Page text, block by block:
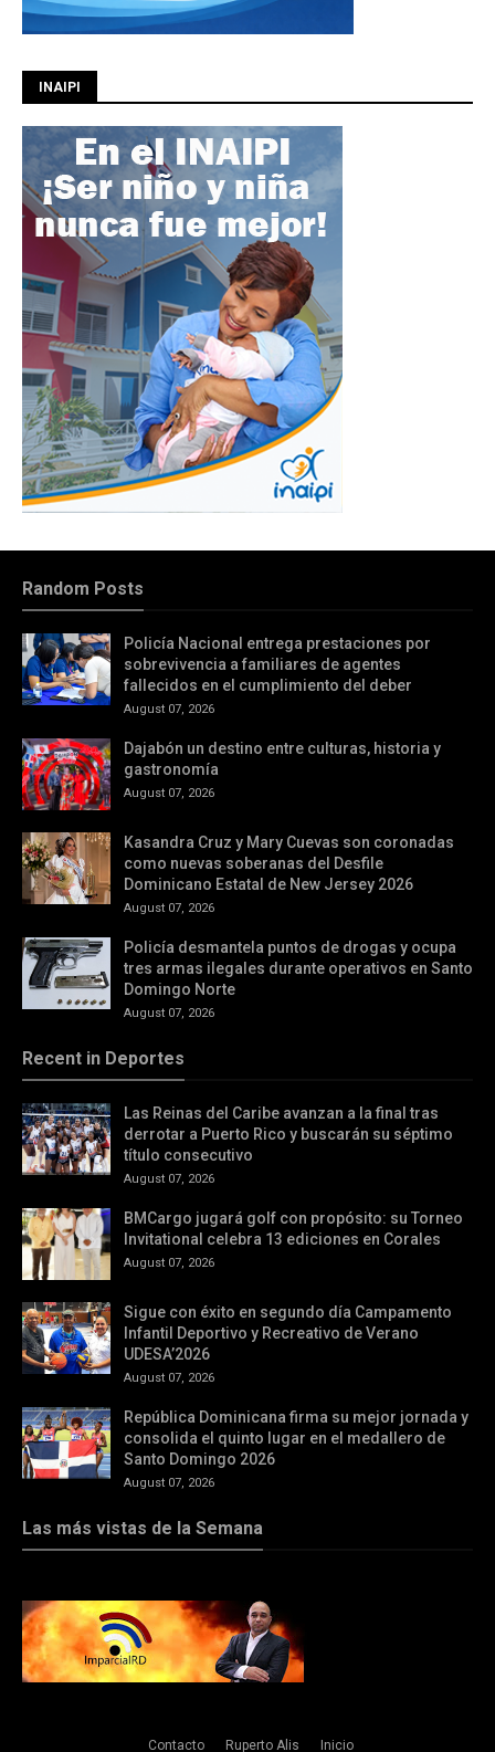
INAIPI
Random Posts
Policía Nacional entrega prestaciones por
sobrevivencia a familiares de agentes
fallecidos en el cumplimiento del deber
August 07, 2026
Dajabón un destino entre culturas, historia y
gastronomía
August 07, 2026
Kasandra Cruz y Mary Cuevas son coronadas
como nuevas soberanas del Desfile
Dominicano Estatal de New Jersey 2026
August 07, 2026
Policía desmantela puntos de drogas y ocupa
tres armas ilegales durante operativos en Santo
Domingo Norte
August 07, 2026
Recent in Deportes
Las Reinas del Caribe avanzan a la final tras
derrotar a Puerto Rico y buscarán su séptimo
título consecutivo
August 07, 2026
BMCargo jugará golf con propósito: su Torneo
Invitational celebra 13 ediciones en Corales
August 07, 2026
Sigue con éxito en segundo día Campamento
Infantil Deportivo y Recreativo de Verano
UDESA’2026
August 07, 2026
República Dominicana firma su mejor jornada y
consolida el quinto lugar en el medallero de
Santo Domingo 2026
August 07, 2026
Las más vistas de la Semana
Contacto Ruperto Alis Inicio